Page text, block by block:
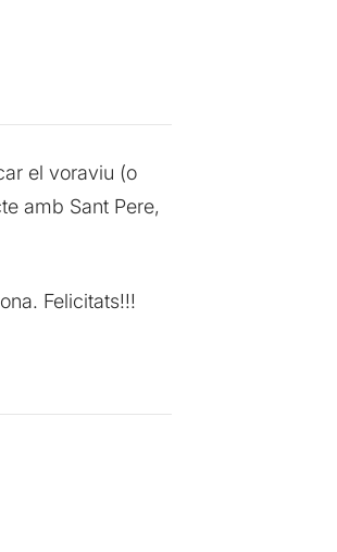
el voraviu (o
amb Sant Pere,
Felicitats!!!